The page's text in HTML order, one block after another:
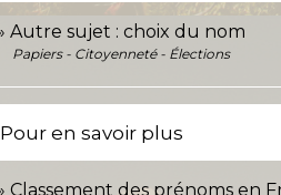
Autre sujet : choix du nom
Papiers - Citoyenneté - Élections
Pour en savoir plus
Classement des prénoms en